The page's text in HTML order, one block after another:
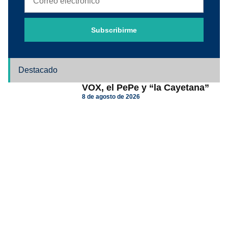
Subscribirme
Destacado
VOX, el PePe y “la Cayetana”
8 de agosto de 2026